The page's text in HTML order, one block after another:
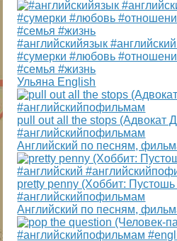
#английскийязык
#сумерки #любовь
#семья #жизнь
Ульяна English
pull out all the stops (Адвокат
#английскийпофильмам
Английский по песням,
pretty penny (Хоббит:
#английскийпофильмам
Английский по песням,